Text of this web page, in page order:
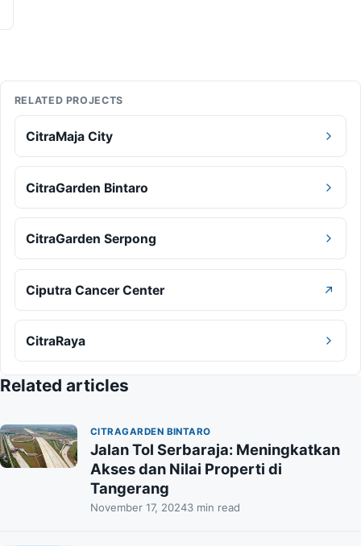
RELATED PROJECTS
CitraMaja City
CitraGarden Bintaro
CitraGarden Serpong
Ciputra Cancer Center
CitraRaya
Related articles
CITRAGARDEN BINTARO
Jalan Tol Serbaraja: Meningkatkan
Akses dan Nilai Properti di
Tangerang
November 17, 20243 min read